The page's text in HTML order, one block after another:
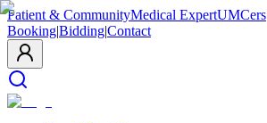
Patient & CommunityMedical ExpertUMCers
Booking|Bidding|Contact